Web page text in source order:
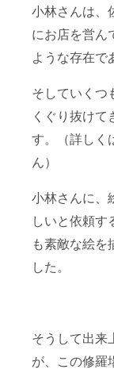
小林さんは、
にお店を営ん
ような存在で
そしていくつ
くぐり抜けて
す。（詳しく
ん）
小林さんに、
しいと依頼す
も素敵な絵を
した。
そうして出来
が、この修羅